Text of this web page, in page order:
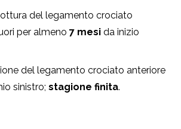
del legamento crociato
per almeno 7 mesi da inizio
del legamento crociato anteriore
sinistro; stagione finita.